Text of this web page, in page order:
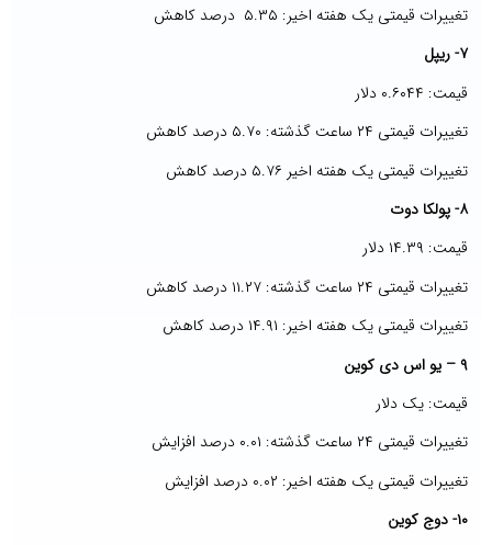
تغییرات قیمتی یک هفته اخیر: ۵.۳۵ درصد کاهش
۷- ریپل
قیمت: ۰.۶۰۴۴ دلار
تغییرات قیمتی ۲۴ ساعت گذشته: ۵.۷۰ درصد کاهش
تغییرات قیمتی یک هفته اخیر ۵.۷۶ درصد کاهش
۸- پولکا دوت
قیمت: ۱۴.۳۹ دلار
تغییرات قیمتی ۲۴ ساعت گذشته: ۱۱.۲۷ درصد کاهش
تغییرات قیمتی یک هفته اخیر: ۱۴.۹۱ درصد کاهش
۹ – یو اس دی کوین
قیمت: یک دلار
تغییرات قیمتی ۲۴ ساعت گذشته: ۰.۰۱ درصد افزایش
تغییرات قیمتی یک هفته اخیر: ۰.۰۲ درصد افزایش
۱۰- دوج کوین